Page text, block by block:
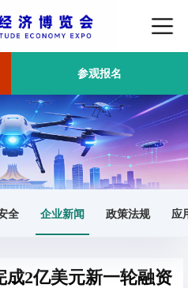
参观报名
全 企业新闻 政策法规 应
2亿美元新一轮融资